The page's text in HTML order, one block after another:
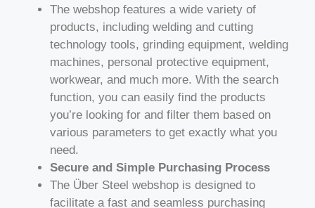
The webshop features a wide variety of
products, including welding and cutting
technology tools, grinding equipment, welding
machines, personal protective equipment,
workwear, and much more. With the search
function, you can easily find the products
you’re looking for and filter them based on
various parameters to get exactly what you
need.
Secure and Simple Purchasing Process
The Über Steel webshop is designed to
facilitate a fast and seamless purchasing